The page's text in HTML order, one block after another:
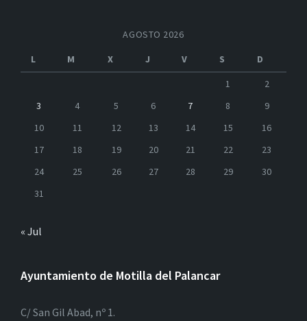
AGOSTO 2026
L
M X J V S
D
1
2
3
4 5 6 7 8
9
10
11 12 13 14 15
16
17
18 19 20 21 22
23
24
25 26 27 28 29
30
31
« Jul
Ayuntamiento de Motilla del Palancar
C/ San Gil Abad, nº 1.